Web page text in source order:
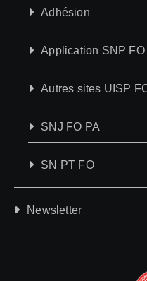
Adhésion
Application SNP FO
Autres sites UISP
SNJ FO PA
SN PT FO
Newsletter